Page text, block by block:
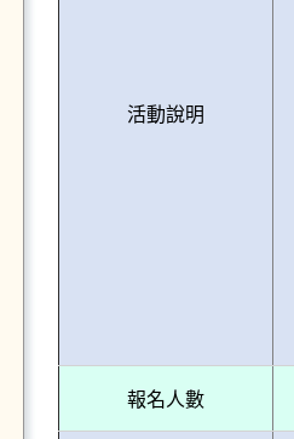
活動說明
報名人數